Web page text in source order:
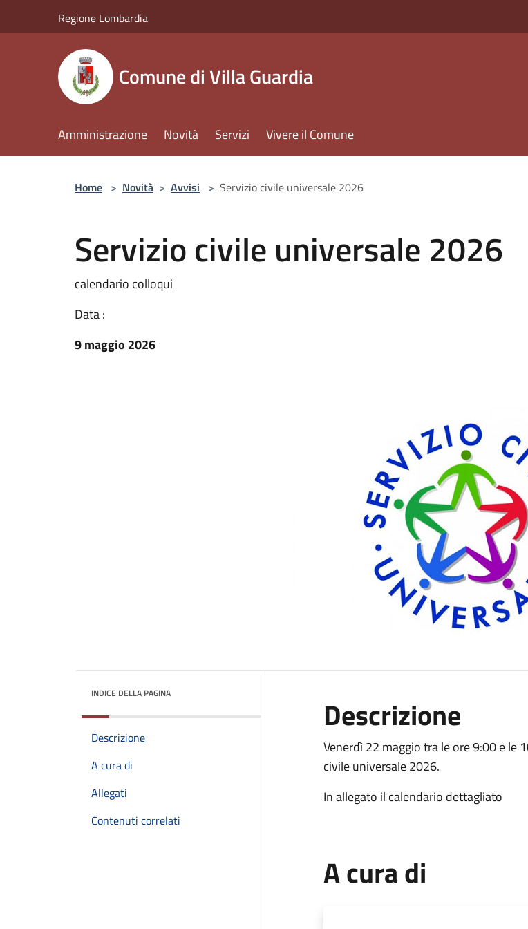
Regione Lombardia
Comune di Villa Guardia
Amministrazione Novità Servizi Vivere il Comune
Home > Novità > Avvisi > Servizio civile universale 2026
Servizio civile universale 2026
calendario colloqui
Data :
9 maggio 2026
INDICE DELLA PAGINA
Descrizione
A cura di
Allegati
Contenuti correlati
Descrizione
Venerdì 22 maggio tra le ore 9:00 e le
civile universale 2026.
In allegato il calendario dettagliato
A cura di